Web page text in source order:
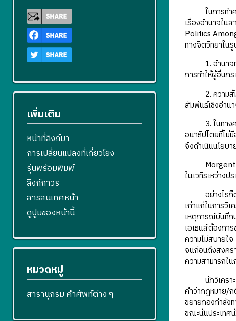
ในการทำคว
เรื่องอำนาจใน
Politics
ทางจิตวิทยาใน
1. อำนาจทา
การทำให้ผู้อื่นก
2. ความสัมพั
สัมพันธ์เชิงอำน
3. ในทางคว
อนาธิปไตยที่ไม่
จึงดำเนินนโยบ
Morgenthau
ในเวทีระหว่าง
อย่างไรก็ตา
เก่าแก่ในการวิ
เหตุการณ์บันทึก
เอเธนส์ต้องกา
ความไม่สบายใ
จนก่อนถึงสงคร
ความสามารถใ
นักวิเคราะห์
คำว่ากฎหมาย/ก
ขยายกองกำลัง
ขณะนั้นประเทศ
เพิ่มเติม
หน้าที่ลิงก์มา
การเปลี่ยนแปลงที่เกี่ยวโยง
รุ่นพร้อมพิมพ์
ลิงก์ถาวร
สารสนเทศหน้า
ดูปูมของหน้านี้
หมวดหมู่
สารานุกรม คำศัพท์ต่าง ๆ